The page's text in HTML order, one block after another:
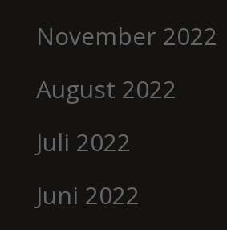
November 2022
August 2022
Juli 2022
Juni 2022